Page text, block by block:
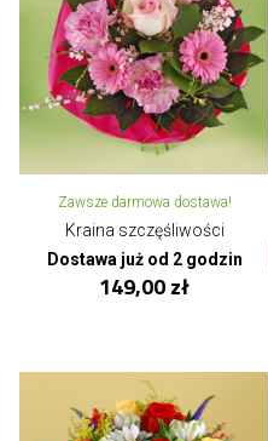
Zawsze darmowa dostawa!
Kraina szczęśliwości
Dostawa już od 2 godzin
149,00 zł